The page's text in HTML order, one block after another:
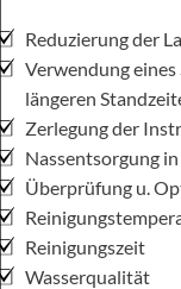
Reduzierung der
Verwendung
längeren
Zerlegung der
Nassentsorgung
Überprüfung u.
Reinigungszeit
Wasserqualität